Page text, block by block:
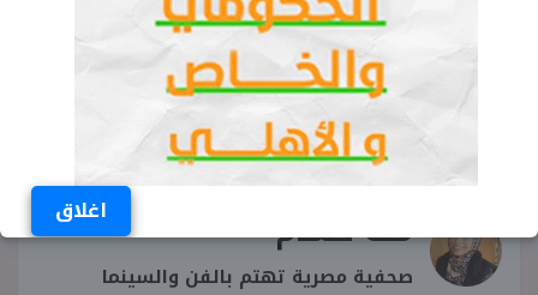
اغلاق
موعد امتحانات الصف الثاني الإعدادي شهر
موعد امتحانات شهر أكتوبر 2025 الصف الثاني
منة حسام
صحفية مصرية تهتم بالفن والسينما